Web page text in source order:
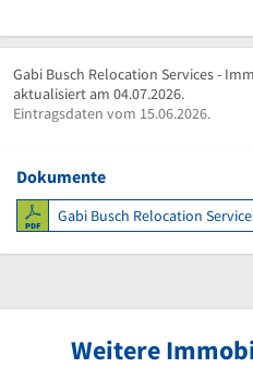
Gabi Busch Relocation Services -
aktualisiert am 04.07.2026.
Eintragsdaten vom 15.06.2026.
Dokumente
Gabi Busch Relocation
Weitere